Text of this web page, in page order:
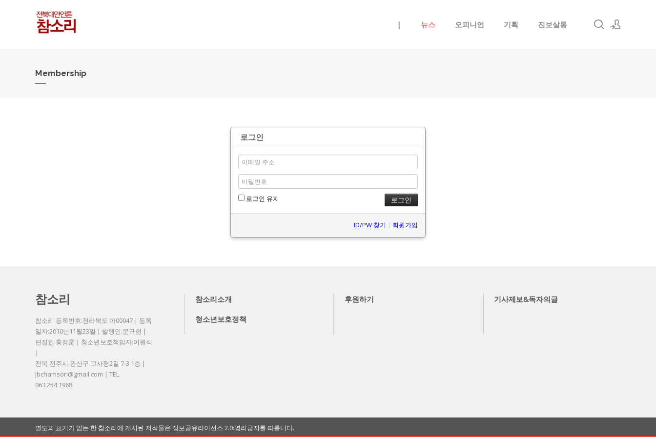
| 뉴스 오피니언 기획 진보살롱
Membership
로그인
로그인 유지
ID/PW 찾기 | 회원가입
참소리
참소리 등록번호:전라북도 아00047 | 등록
일자:2010년11월23일 | 발행인:문규현 |
편집인:홍정훈 | 청소년보호책임자:이원식
|
전북 전주시 완산구 고사평2길 7-3 1층 |
jbchamsori@gmail.com | TEL.
063.254.1968
참소리소개 후원하기 기사제보&독자의글
청소년보호정책
별도의 표기가 없는 한 참소리에 게시된 저작물은 정보공유라이선스 2.0:영리금지를 따릅니다.